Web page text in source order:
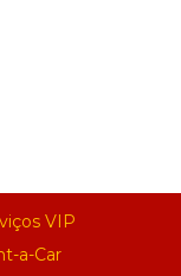
VIP
a-Car